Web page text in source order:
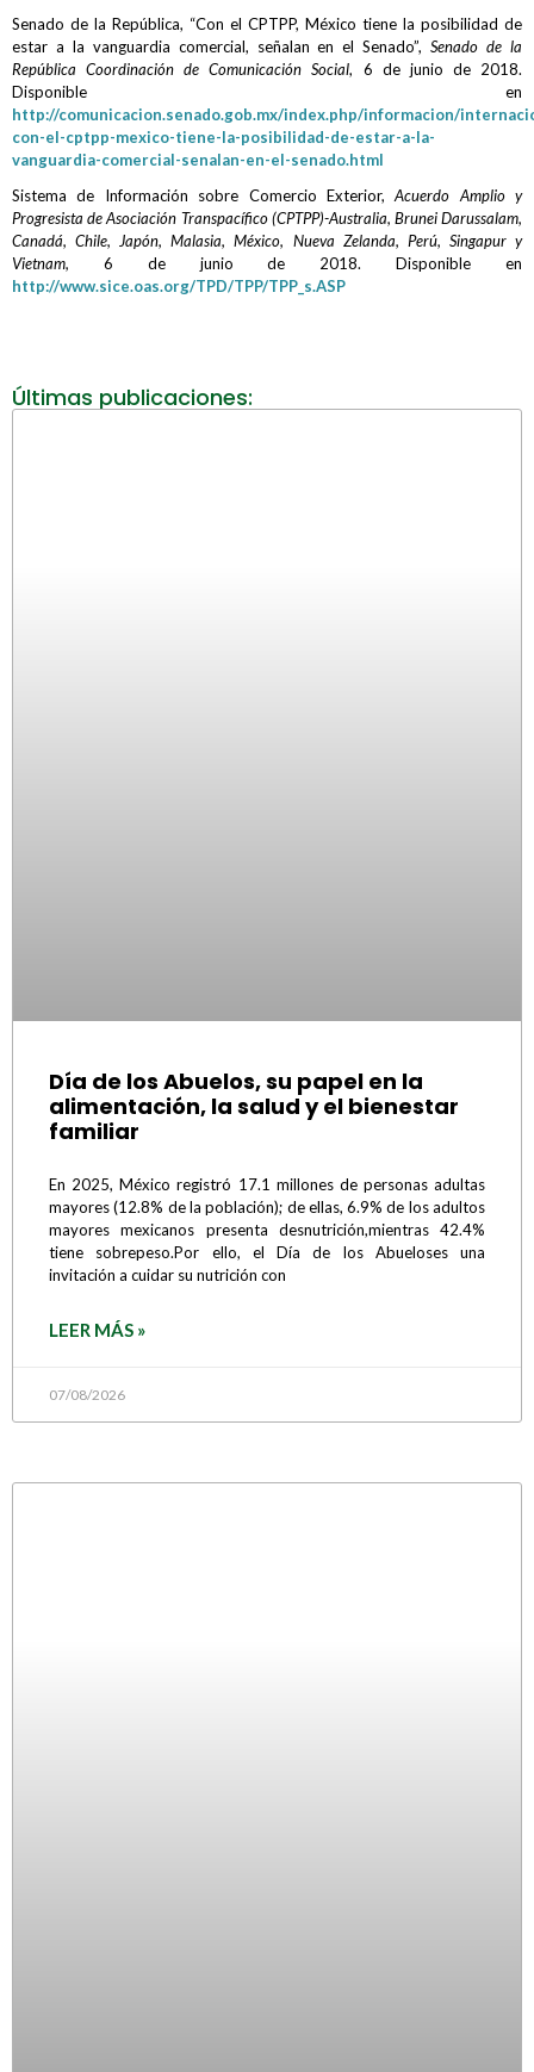
Senado de la República, “Con el CPTPP, México tiene la posibilidad de
estar a la vanguardia comercial, señalan en el Senado”,Senado de la
República Coordinación de Comunicación Social, 6 de junio de 2018.
Disponible en
http://comunicacion.senado.gob.mx/index.php/informacion/
con-el-cptpp-mexico-tiene-la-posibilidad-de-estar-a-la-
vanguardia-comercial-senalan-en-el-senado.html
Sistema de Información sobre Comercio Exterior,Acuerdo Amplio y
Progresista de Asociación Transpacífico (CPTPP)-Australia, Brunei Darussalam,
Canadá, Chile, Japón, Malasia, México, Nueva Zelanda, Perú, Singapur y
Vietnam, 6 de junio de 2018. Disponible en
http://www.sice.oas.org/TPD/TPP/TPP_s.ASP
Últimas publicaciones:
Día de los Abuelos, su papel en la
alimentación, la salud y el bienestar
familiar
En 2025, México registró 17.1 millones de personas adultas
mayores (12.8% de la población); de ellas, 6.9% de los adultos
mayores mexicanos presenta desnutrición,mientras 42.4%
tiene sobrepeso.Por ello, el Día de los Abueloses una
invitación a cuidar su nutrición con
LEER MÁS »
07/08/2026